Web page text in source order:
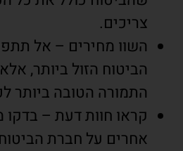
צריכים.
השוו מחירים – אל
הביטוח הזול ביותר,
התמורה הטובה ביותר
קראו חוות דעת – בדקו
אחרים על חברת